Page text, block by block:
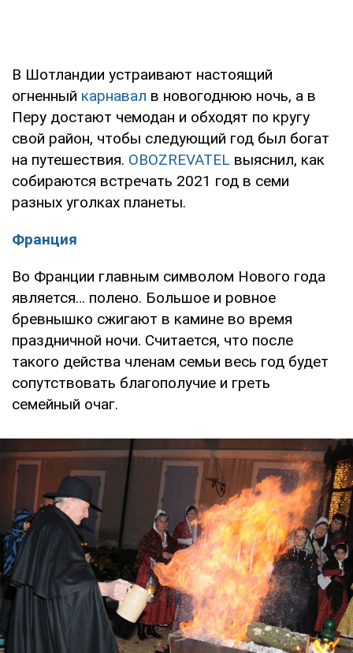
В Шотландии устраивают настоящий
огненный карнавал в новогоднюю ночь, а в
Перу достают чемодан и обходят по кругу
свой район, чтобы следующий год был богат
на путешествия. OBOZREVATEL выяснил, как
собираются встречать 2021 год в семи
разных уголках планеты.
Франция
Во Франции главным символом Нового года
является… полено. Большое и ровное
бревнышко сжигают в камине во время
праздничной ночи. Считается, что после
такого действа членам семьи весь год будет
сопутствовать благополучие и греть
семейный очаг.